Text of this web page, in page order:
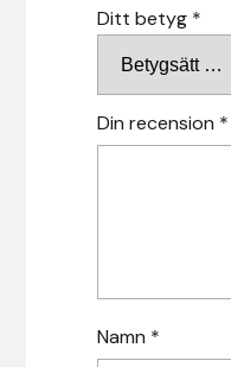
Ditt betyg *
Din recension *
Namn *
Hansbo Sport
Horse Guard